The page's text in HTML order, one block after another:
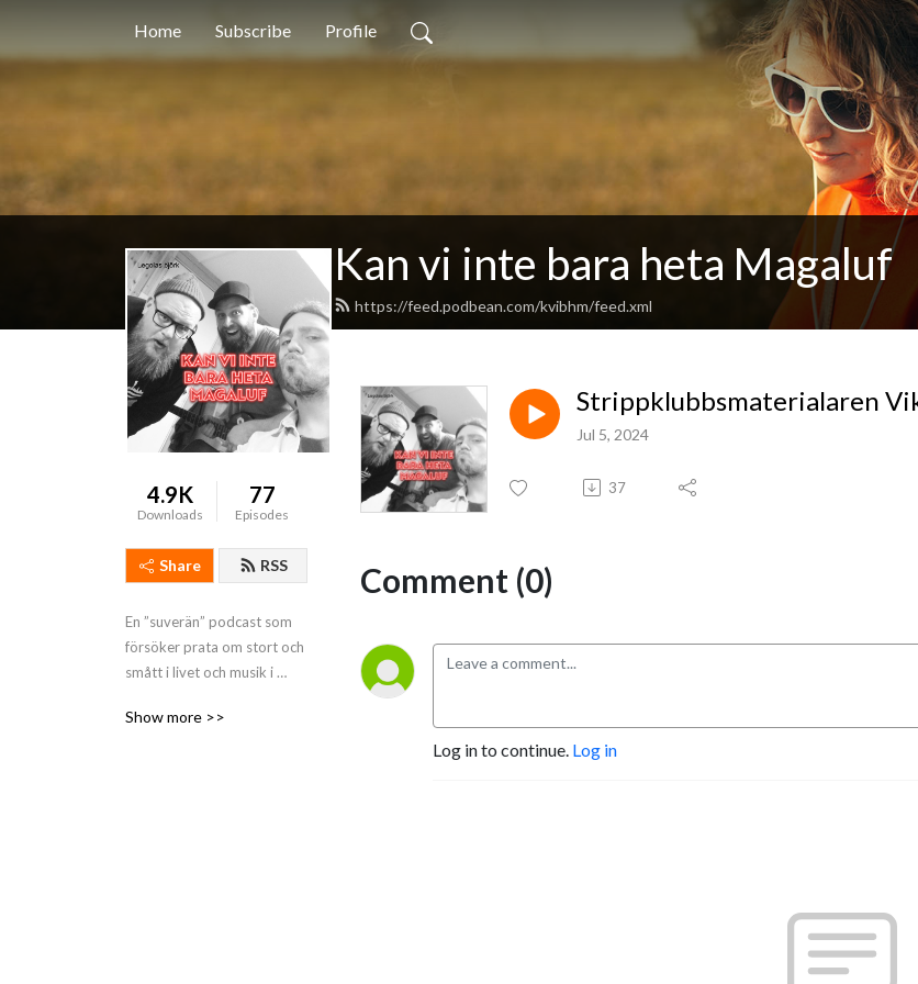
Home Subscribe Profile
Kan vi inte bara heta Magaluf
https://feed.podbean.com/kvibhm/feed.xml
4.9K
Downloads
77
Episodes
Share RSS
En ”suverän” podcast som
försöker prata om stort och
smått i livet och musik i
Viljo Petterson Dahl
Show more >>
Strippklubbsmaterialaren
Jul 5, 2024
37
Comment (0)
Log in to continue. Log in